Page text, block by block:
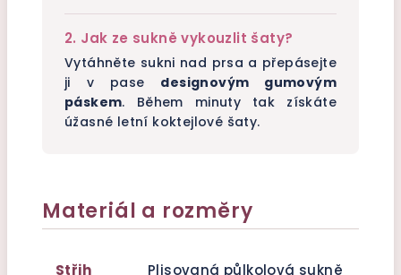
2. Jak ze sukně vykouzlit šaty?
Vytáhněte sukni nad prsa a přepásejte
ji v pase designovým gumovým
páskem. Během minuty tak získáte
úžasné letní koktejlové šaty.
Materiál a rozměry
Střih
Plisovaná půlkolová sukně